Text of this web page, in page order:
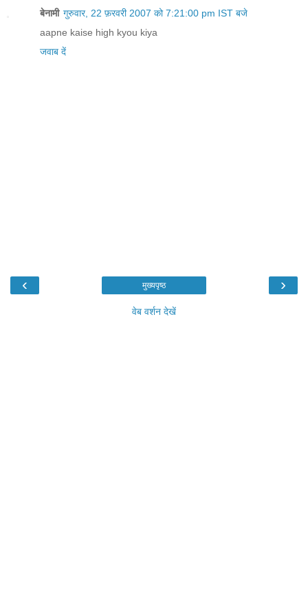
बेनामी गुरुवार, 22 फ़रवरी 2007 को 7:21:00 pm IST बजे
aapne kaise high kyou kiya
जवाब दें
‹ ›
मुख्यपृष्ठ
वेब वर्शन देखें